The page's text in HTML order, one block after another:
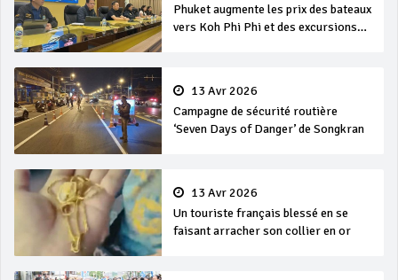
Phuket augmente les prix des bateaux
vers Koh Phi Phi et des excursions
13 Avr 2026
Campagne de sécurité routière
‘Seven Days of Danger’ de Songkran
13 Avr 2026
Un touriste français blessé en se
faisant arracher son collier en or